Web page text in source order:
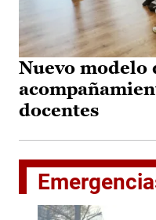
Nuevo modelo
docentes